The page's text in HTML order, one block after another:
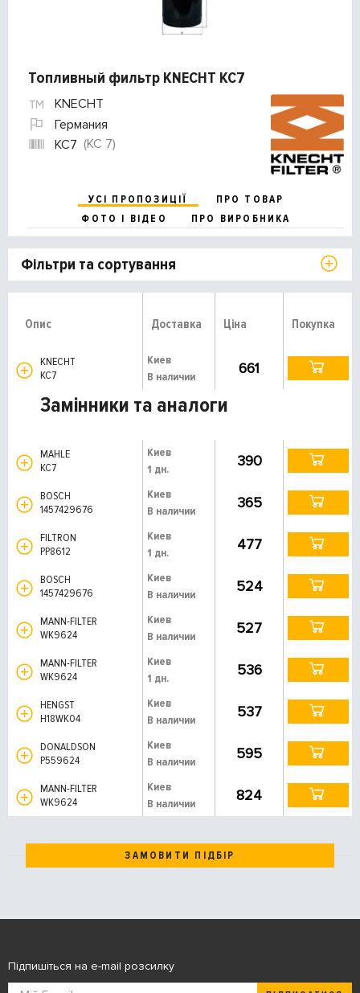
Топливный фильтр KNECHT KC7
KNECHT
Германия
KC7 (KC 7)
УСІ ПРОПОЗИЦІЇ
ПРО ТОВАР
ФОТО І ВІДЕО
ПРО ВИРОБНИКА
Фільтри та сортування
Опис Доставка Ціна Покупка
KNECHT
KC7
Киев
В наличии
661
Замінники та аналоги
MAHLE
KC7
Киев
1 дн.
390
BOSCH
1457429676
Киев
В наличии
365
FILTRON
PP8612
Киев
1 дн.
477
BOSCH
1457429676
Киев
В наличии
524
MANN-FILTER
WK9624
Киев
В наличии
527
MANN-FILTER
WK9624
Киев
1 дн.
536
HENGST
H18WK04
Киев
В наличии
537
DONALDSON
P559624
Киев
В наличии
595
MANN-FILTER
WK9624
Киев
В наличии
824
ЗАМОВИТИ ПІДБІР
Підпишіться на e-mail розсилку